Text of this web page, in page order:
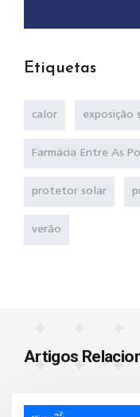
Etiquetas
calor exposição
Farmácia Entre As
protetor solar
verão
Artigos